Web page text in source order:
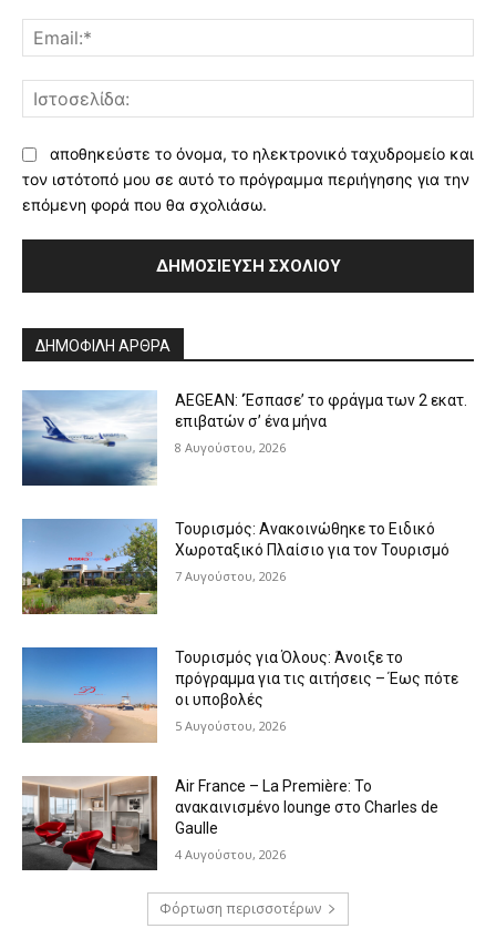
αποθηκεύστε το όνομα, το ηλεκτρονικό ταχυδρομείο και
τον ιστότοπό μου σε αυτό το πρόγραμμα περιήγησης για την
επόμενη φορά που θα σχολιάσω.
ΔΗΜΟΦΙΛΗ ΑΡΘΡΑ
AEGEAN: ‘Έσπασε’ το φράγμα των 2 εκατ.
επιβατών σ’ ένα μήνα
8 Αυγούστου, 2026
Τουρισμός: Ανακοινώθηκε το Ειδικό
Χωροταξικό Πλαίσιο για τον Τουρισμό
7 Αυγούστου, 2026
Τουρισμός για Όλους: Άνοιξε το
πρόγραμμα για τις αιτήσεις – Έως πότε
οι υποβολές
5 Αυγούστου, 2026
Air France – La Première: Το
ανακαινισμένο lounge στο Charles de
Gaulle
4 Αυγούστου, 2026
Φόρτωση περισσοτέρων